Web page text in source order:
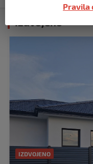
Izdvojeno
IZDVOJENO
Pravila